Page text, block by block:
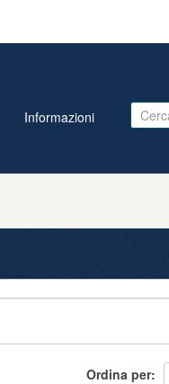
Informazioni
Ordina per